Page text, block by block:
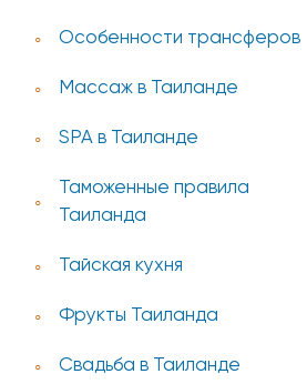
Особенности трансферов
Массаж в Таиланде
SPA в Таиланде
Таможенные правила
Таиланда
Тайская кухня
Фрукты Таиланда
Свадьба в Таиланде